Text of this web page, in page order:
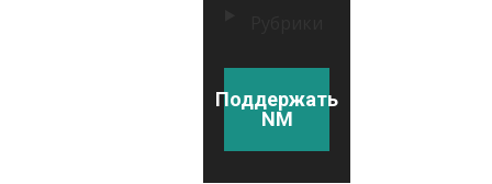
Поддержать
NM